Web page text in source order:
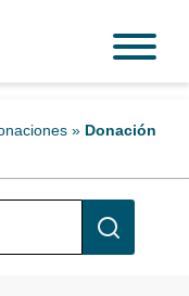
» Donación